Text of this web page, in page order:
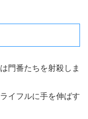
門番たちを射殺しま
イフルに手を伸ばす